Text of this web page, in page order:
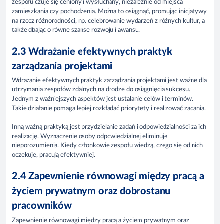
zespołu czuje się ceniony i wysłuchany, niezależnie od miejsca
zamieszkania czy pochodzenia. Można to osiągnąć, promując inicjatywy
na rzecz różnorodności, np. celebrowanie wydarzeń z różnych kultur, a
także dbając o równe szanse rozwoju i awansu.
2.3 Wdrażanie efektywnych praktyk
zarządzania projektami
Wdrażanie efektywnych praktyk zarządzania projektami jest ważne dla
utrzymania zespołów zdalnych na drodze do osiągnięcia sukcesu.
Jednym z ważniejszych aspektów jest ustalanie celów i terminów.
Takie działanie pomaga lepiej rozkładać priorytety i realizować zadania.
Inną ważną praktyką jest przydzielanie zadań i odpowiedzialności za ich
realizację. Wyznaczenie osoby odpowiedzialnej eliminuje
nieporozumienia. Kiedy członkowie zespołu wiedzą, czego się od nich
oczekuje, pracują efektywniej.
2.4 Zapewnienie równowagi między pracą a
życiem prywatnym oraz dobrostanu
pracowników
Zapewnienie równowagi między pracą a życiem prywatnym oraz